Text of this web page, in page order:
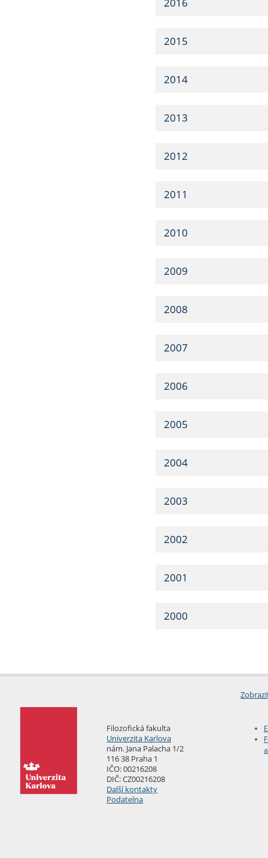
2015
2014
2013
2012
2011
2010
2009
2008
2007
2006
2005
2004
2003
2002
2001
2000
Filozofická fakulta
Univerzita Karlova
nám. Jana Palacha 1/2
116 38 Praha 1
IČO: 00216208
DIČ: CZ00216208
Další kontakty
Podatelna